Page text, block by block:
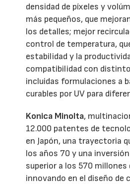
densidad de píxeles y
más pequeños, que
los detalles; mejor
control de temperatura,
estabilidad y la
compatibilidad con
incluidas formulaciones a
curables por UV para
Konica Minolta,
12.000 patentes de
en Japón, una trayectoria
los años 70 y una
superior a los 570 millones
innovando en el diseño de